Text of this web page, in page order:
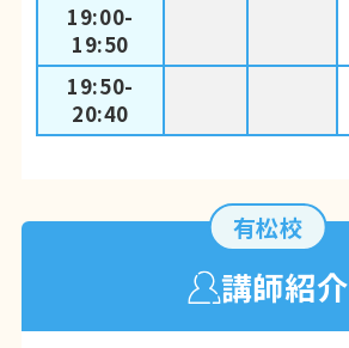
19:00-
19:50
19:50-
20:40
有松校
講師紹介